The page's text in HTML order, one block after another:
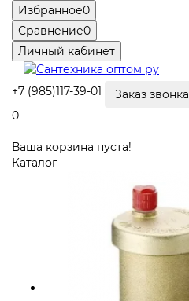
Избранное0
Сравнение0
Личный кабинет
+7 (985)117-39-01
Заказ звонка
0
Ваша корзина пуста!
Каталог